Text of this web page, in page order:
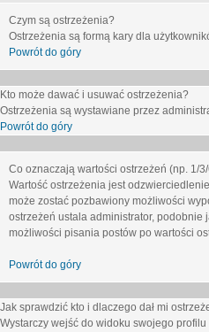
Czym są ostrzeżenia?
Ostrzeżenia są formą kary dla
Powrót do góry
Kto może dawać i usuwać ostrzeżenia?
Ostrzeżenia są wystawiane przez
Powrót do góry
Co oznaczają wartości ostrzeżeń (np. 1/
Wartość ostrzeżenia jest
może zostać pozbawiony możliwości
ostrzeżeń ustala administrator, podobnie
możliwości pisania postów po wartości
Powrót do góry
Jak sprawdzić kto i dlaczego dał mi
Wystarczy wejść do widoku swojego